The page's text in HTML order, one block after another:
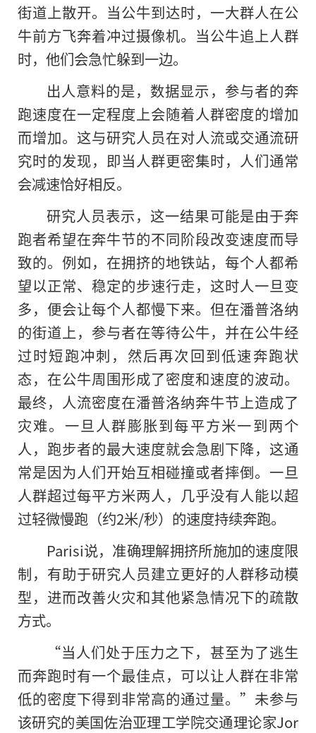
街道上散开。当公牛到达时，一大群人在公
牛前方飞奔着冲过摄像机。当公牛追上人群
时，他们会急忙躲到一边。
出人意料的是，数据显示，参与者的奔
跑速度在一定程度上会随着人群密度的增加
而增加。这与研究人员在对人流或交通流研
究时的发现，即当人群更密集时，人们通常
会减速恰好相反。
研究人员表示，这一结果可能是由于奔
跑者希望在奔牛节的不同阶段改变速度而导
致的。例如，在拥挤的地铁站，每个人都希
望以正常、稳定的步速行走，这时人一旦变
多，便会让每个人都慢下来。但在潘普洛纳
的街道上，参与者在等待公牛，并在公牛经
过时短跑冲刺，然后再次回到低速奔跑状
态，在公牛周围形成了密度和速度的波动。
最终，人流密度在潘普洛纳奔牛节上造成了
灾难。一旦人群膨胀到每平方米一到两个
人，跑步者的最大速度就会急剧下降，这通
常是因为人们开始互相碰撞或者摔倒。一旦
人群超过每平方米两人，几乎没有人能以超
过轻微慢跑（约2米/秒）的速度持续奔跑。
Parisi说，准确理解拥挤所施加的速度限
制，有助于研究人员建立更好的人群移动模
型，进而改善火灾和其他紧急情况下的疏散
方式。
“当人们处于压力之下，甚至为了逃生
而奔跑时有一个最佳点，可以让人群在非常
低的密度下得到非常高的通过量。”未参与
该研究的美国佐治亚理工学院交通理论家Jor